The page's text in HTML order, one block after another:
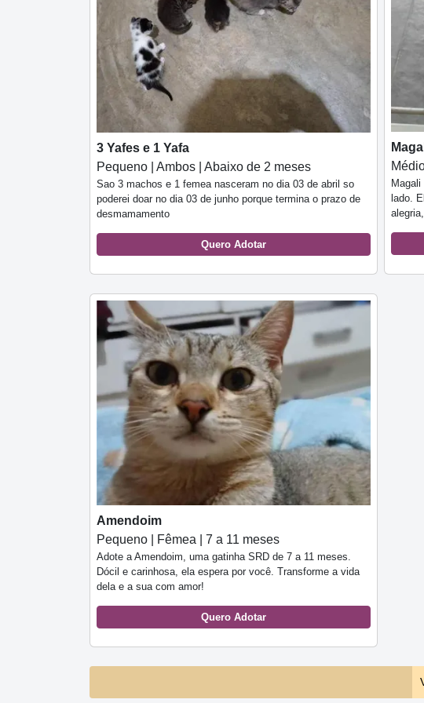
3 Yafes e 1 Yafa
Pequeno | Ambos | Abaixo de 2 meses
Sao 3 machos e 1 femea nasceram no dia 03 de abril so
poderei doar no dia 03 de junho porque termina o prazo de
desmamamento
Quero Adotar
lado.
Amendoim
Pequeno | Fêmea | 7 a 11 meses
Adote a Amendoim, uma gatinha SRD de 7 a 11 meses.
Dócil e carinhosa, ela espera por você. Transforme a vida
dela e a sua com amor!
Quero Adotar